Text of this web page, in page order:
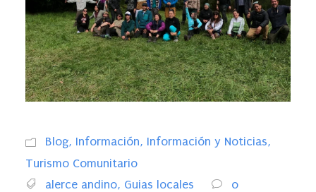
Blog, Información, Información y Noticias,
Turismo Comunitario
alerce andino, Guias locales 0